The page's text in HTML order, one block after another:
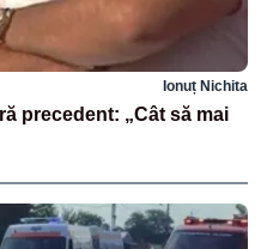
Ionuț Nichita
precedent: „Cât să mai